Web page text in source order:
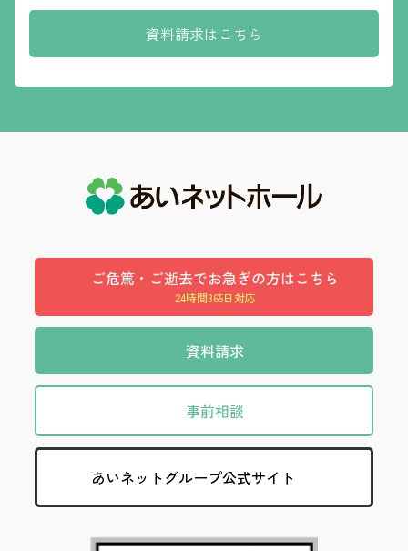
資料請求はこちら
ご危篤・ご逝去でお急ぎの方はこちら
24時間365日対応
資料請求
事前相談
あいネットグループ公式サイト